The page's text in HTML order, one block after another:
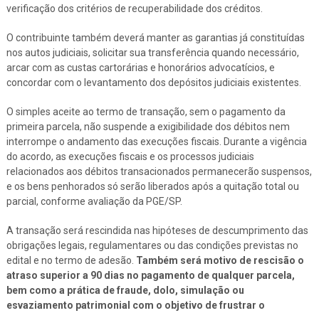
verificação dos critérios de recuperabilidade dos créditos.
O contribuinte também deverá manter as garantias já constituídas
nos autos judiciais, solicitar sua transferência quando necessário,
arcar com as custas cartorárias e honorários advocatícios, e
concordar com o levantamento dos depósitos judiciais existentes.
O simples aceite ao termo de transação, sem o pagamento da
primeira parcela, não suspende a exigibilidade dos débitos nem
interrompe o andamento das execuções fiscais. Durante a vigência
do acordo, as execuções fiscais e os processos judiciais
relacionados aos débitos transacionados permanecerão suspensos,
e os bens penhorados só serão liberados após a quitação total ou
parcial, conforme avaliação da PGE/SP.
A transação será rescindida nas hipóteses de descumprimento das
obrigações legais, regulamentares ou das condições previstas no
edital e no termo de adesão. Também será motivo de rescisão o
atraso superior a 90 dias no pagamento de qualquer parcela,
bem como a prática de fraude, dolo, simulação ou
esvaziamento patrimonial com o objetivo de frustrar o